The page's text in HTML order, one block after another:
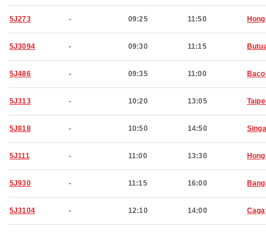
5J273 - 09:25 11:50
5J3094 - 09:30 11:15
5J486 - 09:35 11:00
5J313 - 10:20 13:05
5J818 - 10:50 14:50
5J111 - 11:00 13:30
5J930 - 11:15 16:00
5J3104 - 12:10 14:00